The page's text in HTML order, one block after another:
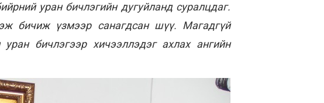
уран бичлэгийн дугуйланд суралцдаг.
бичиж үзмээр санагдсан шүү. Магадгүй
бичлэгээр хичээллэдэг ахлах ангийн